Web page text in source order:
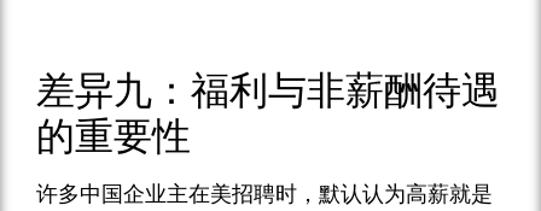
差异九：福利与非薪酬待遇
的重要性
许多中国企业主在美招聘时，默认认为高薪就是